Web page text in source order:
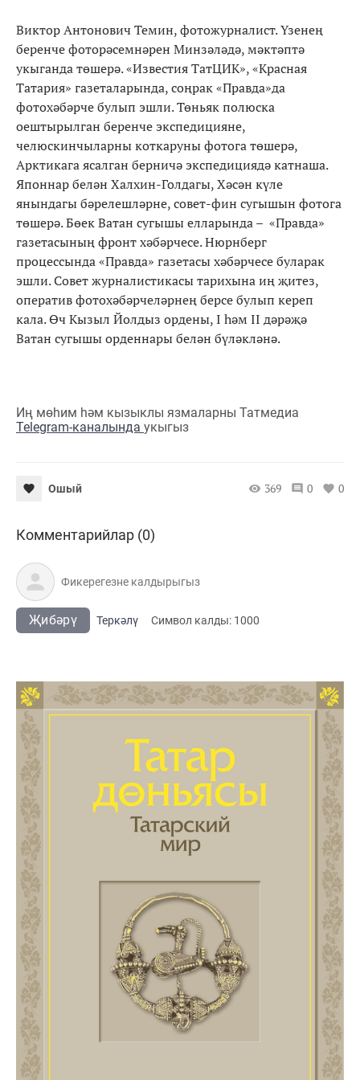
Виктор Антонович Темин, фотожурналист. Үзенең
беренче фоторәсемнәрен Минзәләдә, мәктәптә
укыганда төшерә. «Известия ТатЦИК», «Красная
Татария» газеталарында, соңрак «Правда»да
фотохәбәрче булып эшли. Төньяк полюска
оештырылган беренче экспедицияне,
челюскинчыларны коткаруны фотога төшерә,
Арктикага ясалган берничә экспедициядә катнаша.
Японнар белән Халхин-Голдагы, Хәсән күле
янындагы бәрелешләрне, совет-фин сугышын фотога
төшерә. Бөек Ватан сугышы елларында – «Правда»
газетасының фронт хәбәрчесе. Нюрнберг
процессында «Правда» газетасы хәбәрчесе буларак
эшли. Совет журналистикасы тарихына иң җитез,
оператив фотохәбәрчеләрнең берсе булып кереп
кала. Өч Кызыл Йолдыз ордены, I һәм II дәрәҗә
Ватан сугышы орденнары белән бүләкләнә.
Иң мөһим һәм кызыклы язмаларны Татмедиа
Telegram-каналында укыгыз
Ошый 369 0 0
Комментарийлар (0)
Җибәрү Теркәлү Cимвол калды: 1000